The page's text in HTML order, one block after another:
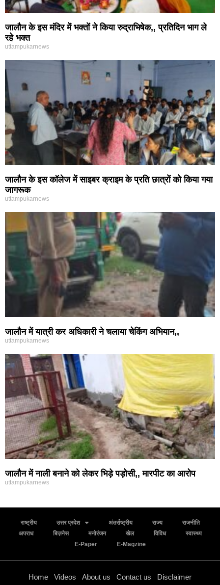
जालौन के इस मंदिर में भक्तों ने किया रुद्राभिषेक,, प्रतिदिन भाग ले
रहे भक्त
uttampukarnews
जालौन के इस कॉलेज में साइबर क्राइम के प्रति छात्रों को किया गया
जागरूक
uttampukarnews
जालौन में यात्री कर अधिकारी ने चलाया चेकिंग अभियान,,
uttampukarnews
जालौन में नाली बनाने को लेकर भिड़े पड़ोसी,, मारपीट का आरोप
uttampukarnews
राष्ट्रीय उत्तर प्रदेश अंतर्राष्ट्रीय राज्य
राजनीति
अपराध
बिज़नेस मनोरंजन खेल विविध
स्वास्थ्य
E-Paper
E-Magzine
Home Videos About us Contact us
Disclaimer